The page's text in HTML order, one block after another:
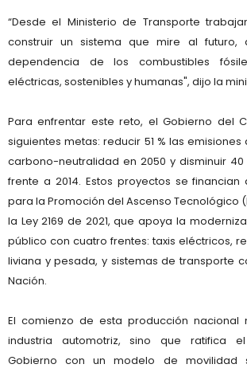
“Desde el Ministerio de Transporte
construir un sistema que mire al futuro,
dependencia de los combustibles
eléctricas, sostenibles y humanas", dijo la
Para enfrentar este reto, el Gobierno del
siguientes metas: reducir 51 % las
carbono-neutralidad en 2050 y disminuir
frente a 2014. Estos proyectos se
para la Promoción del Ascenso Tecnológico
la Ley 2169 de 2021, que apoya la
público con cuatro frentes: taxis eléctricos,
liviana y pesada, y sistemas de transporte
Nación.
El comienzo de esta producción nacional
industria automotriz, sino que ratifica
Gobierno con un modelo de movilidad